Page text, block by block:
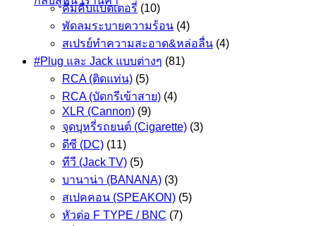
คีมคีบแบตเตอรี่ (10)
พัดลมระบายความร้อน (4)
สเปรย์ทำความสะอาด&หล่อลื่น (4)
#Plug และ Jack แบบต่างๆ (81)
RCA (ติดแท่น) (5)
RCA (บัดกรีเข้าสาย) (4)
XLR (Cannon) (9)
จุดบุหรี่รถยนต์ (Cigarette) (3)
ดีซี (DC) (11)
ทีวี (Jack TV) (5)
บานาน่า (BANANA) (3)
สเปคคอน (SPEAKON) (5)
หัวต่อ F TYPE / BNC (7)